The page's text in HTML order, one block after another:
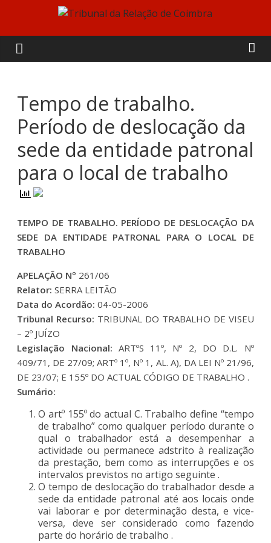
content
Tribunal
da
Relação
de
Coimbra
Tempo de trabalho.
Período de deslocação da
sede da entidade patronal
para o local de trabalho
TEMPO DE TRABALHO. PERÍODO DE DESLOCAÇÃO DA
SEDE DA ENTIDADE PATRONAL PARA O LOCAL DE
TRABALHO
APELAÇÃO Nº 261/06
Relator: SERRA LEITÃO
Data do Acordão:04-05-2006
Tribunal Recurso: TRIBUNAL DO TRABALHO DE VISEU
– 2º JUÍZO
Legislação Nacional: ARTºS 11º, Nº 2, DO D.L. Nº
409/71, DE 27/09; ARTº 1º, Nº 1, AL. A), DA LEI Nº 21/96,
DE 23/07; E 155º DO ACTUAL CÓDIGO DE TRABALHO .
Sumário:
O artº 155º do actual C. Trabalho define “tempo
de trabalho” como qualquer período durante o
qual o trabalhador está a desempenhar a
actividade ou permanece adstrito à realização
da prestação, bem como as interrupções e os
intervalos previstos no artigo seguinte .
O tempo de deslocação do trabalhador desde a
sede da entidade patronal até aos locais onde
vai laborar e por determinação desta, e vice-
versa, deve ser considerado como fazendo
parte do horário de trabalho .